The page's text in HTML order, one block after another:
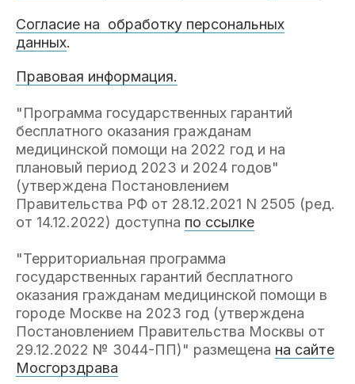
Согласие на обработку персональных
данных.
Правовая информация.
"Программа государственных гарантий
бесплатного оказания гражданам
медицинской помощи на 2022 год и на
плановый период 2023 и 2024 годов"
(утверждена Постановлением
Правительства РФ от 28.12.2021 N 2505 (ред.
от 14.12.2022) доступна по ссылке
"Территориальная программа
государственных гарантий бесплатного
оказания гражданам медицинской помощи в
городе Москве на 2023 год (утверждена
Постановлением Правительства Москвы от
29.12.2022 № 3044-ПП)" размещена на сайте
Мосгорздрава